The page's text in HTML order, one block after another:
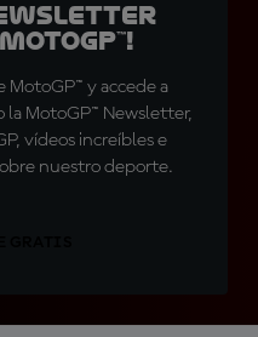
MotoGP™ y accede a
la MotoGP™ Newsletter,
vídeos increíbles e
nuestro deporte.